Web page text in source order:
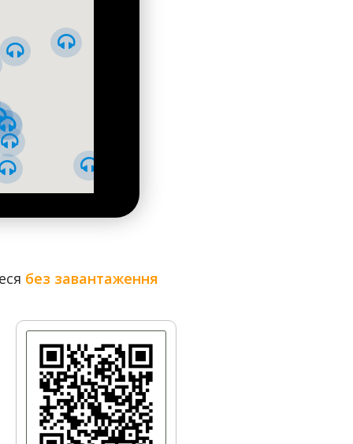
технічний університет "КПІ імені Ігоря
у розвиток науки і техніки, у торці станції
жінка, що символізую Науку і ніби відправляє
без завантаження